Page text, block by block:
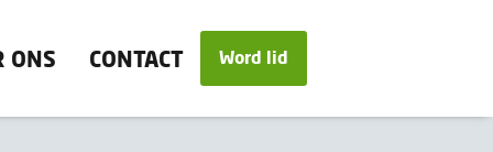
ONS CONTACT Word lid